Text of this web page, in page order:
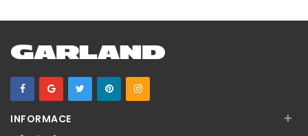
INFORMACE +